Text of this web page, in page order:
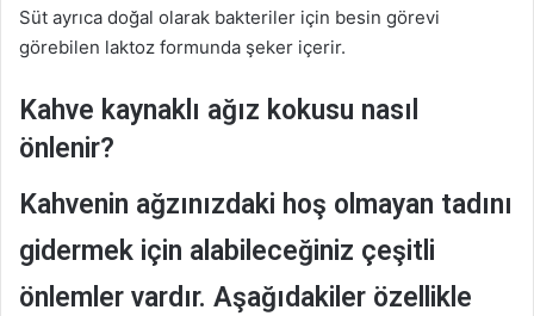
Süt ayrıca doğal olarak bakteriler için besin görevi
görebilen laktoz formunda şeker içerir.
Kahve kaynaklı ağız kokusu nasıl
önlenir?
Kahvenin ağzınızdaki hoş olmayan tadını
gidermek için alabileceğiniz çeşitli
önlemler vardır. Aşağıdakiler özellikle